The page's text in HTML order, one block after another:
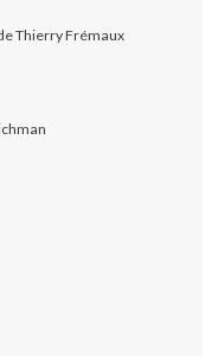
Thierry Frémaux